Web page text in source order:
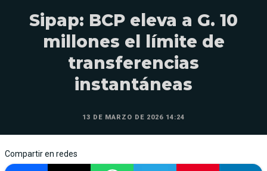
Sipap: BCP eleva a G. 10
millones el límite de
transferencias
instantáneas
13 DE MARZO DE 2026 14:24
Compartir en redes